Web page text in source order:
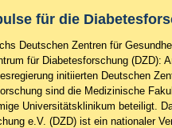
für die
Deutschen Zentren für
für Diabetesforschung (DZD):
initiierten Deutschen
sind die Medizinische
Universitätsklinikum beteiligt.
e.V. (DZD) ist ein nationaler